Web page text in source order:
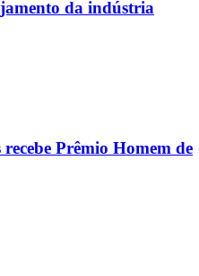
da indústria
Prêmio Homem de